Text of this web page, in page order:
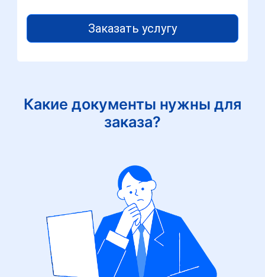
Заказать услугу
Какие документы нужны для
заказа?